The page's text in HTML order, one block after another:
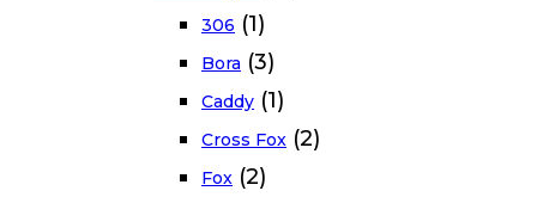
306 (1)
Bora (3)
Caddy (1)
Cross Fox (2)
Fox (2)